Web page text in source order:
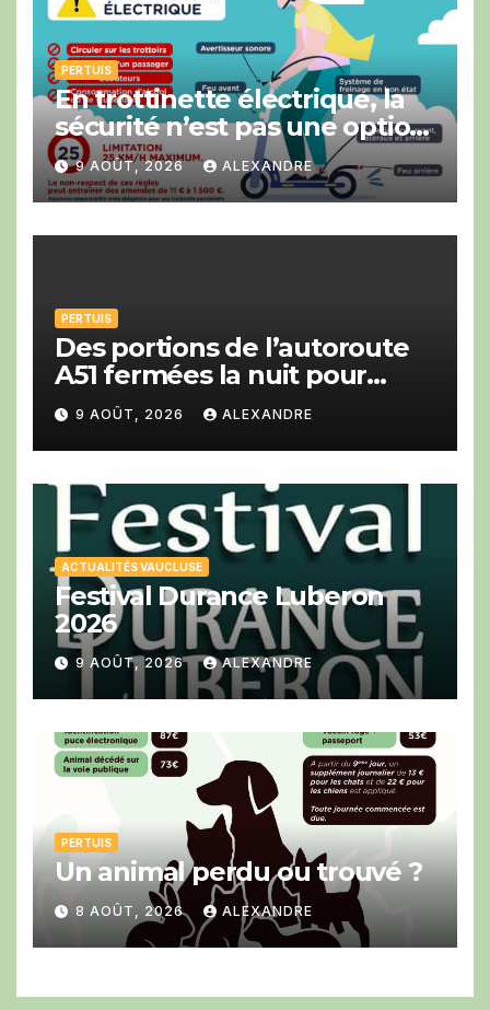
PERTUIS
En trottinette électrique, la
sécurité n’est pas une option
!
9 AOÛT, 2026 ALEXANDRE
PERTUIS
Des portions de l’autoroute
A51 fermées la nuit pour
travaux en direction de Gap
et d’Aix-en-Provence
9 AOÛT, 2026 ALEXANDRE
ACTUALITÉS VAUCLUSE
Festival Durance Luberon
2026
9 AOÛT, 2026 ALEXANDRE
PERTUIS
Un animal perdu ou trouvé ?
8 AOÛT, 2026 ALEXANDRE